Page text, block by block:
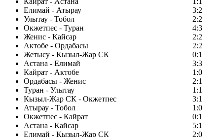
Елимай - Атырау
3:2
Улытау - Тобол
2:2
Окжетпес - Туран
4:3
Женис - Кайсар
2:2
Актобе - Ордабасы
2:2
Жетысу - Кызыл-Жар СК
0:1
Астана - Елимай
3:3
Кайрат - Актобе
1:0
Ордабасы - Женис
2:1
Туран - Улытау
1:1
Кызыл-Жар СК - Окжетпес
3:1
Атырау - Тобол
1:0
Окжетпес - Кайрат
0:1
Астана - Кайсар
5:1
Елимай - Кызыл-Жар СК
2:0